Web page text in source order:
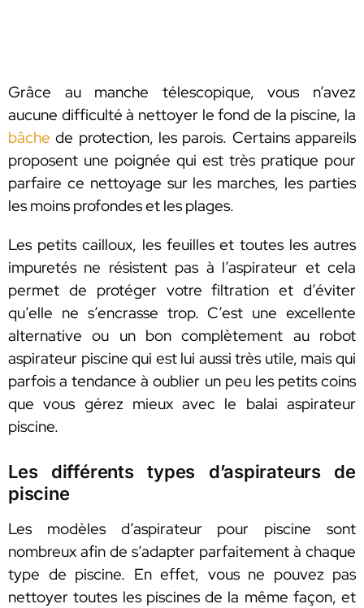
Grâce au manche télescopique, vous n’avez
aucune difficulté à nettoyer le fond de la piscine, la
bâche de protection, les parois. Certains appareils
proposent une poignée qui est très pratique pour
parfaire ce nettoyage sur les marches, les parties
les moins profondes et les plages.
Les petits cailloux, les feuilles et toutes les autres
impuretés ne résistent pas à l’aspirateur et cela
permet de protéger votre filtration et d’éviter
qu’elle ne s’encrasse trop. C’est une excellente
alternative ou un bon complètement au robot
aspirateur piscine qui est lui aussi très utile, mais qui
parfois a tendance à oublier un peu les petits coins
que vous gérez mieux avec le balai aspirateur
piscine.
Les différents types d’aspirateurs de
piscine
Les modèles d’aspirateur pour piscine sont
nombreux afin de s’adapter parfaitement à chaque
type de piscine. En effet, vous ne pouvez pas
nettoyer toutes les piscines de la même façon, et